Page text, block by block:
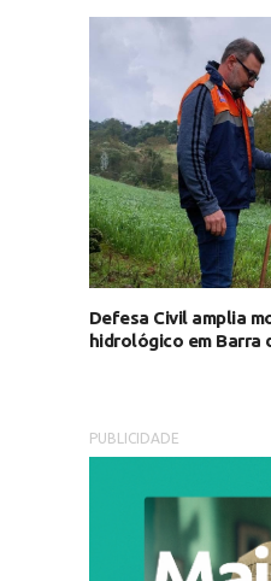
Defesa Civil amplia
hidrológico em Barra
PUBLICIDADE